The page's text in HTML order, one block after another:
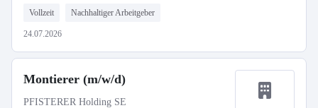
Vollzeit Nachhaltiger Arbeitgeber
24.07.2026
Montierer (m/w/d)
PFISTERER Holding SE